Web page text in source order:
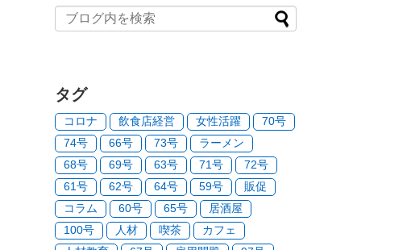
タグ
コロナ 飲食店経営 女性活躍
70号
74号
66号 73号
ラーメン
68号
69号 63号 71号
72号
61号
62号 64号 59号
販促
コラム
60号 65号
居酒屋
100号
人材 喫茶
カフェ